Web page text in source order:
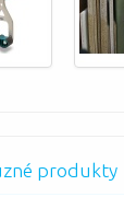
produkty